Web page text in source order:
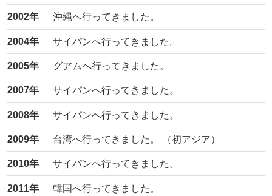
2002年 沖縄へ行ってきました。
2004年 サイパンへ行ってきました。
2005年 グアムへ行ってきました。
2007年 サイパンへ行ってきました。
2008年 サイパンへ行ってきました。
2009年 台湾へ行ってきました。 （初アジア）
2010年 サイパンへ行ってきました。
2011年 韓国へ行ってきました。